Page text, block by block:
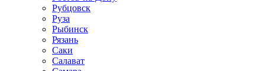
Рубцовск
Руза
Рыбинск
Рязань
Саки
Салават